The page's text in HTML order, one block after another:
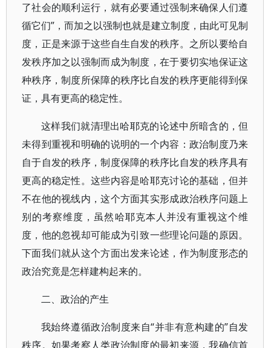
了社会的顺利运行，就有必要通过强制来确保人们遵
循它们”，而加之以强制也就是建立制度，由此可见制
度，正是来源于这些自生自发的秩序。之所以要给自
发秩序加之以强制而成为制度，在于要切实地保证这
种秩序，制度所保障的秩序比自发的秩序更能得到保
证，具有更高的稳定性。
这样我们就清理出哈耶克的论述中所暗含的，但
未得到重视和明确的说明的一个内容：政治制度乃来
自于自发的秩序，制度保障的秩序比自发的秩序具有
更高的稳定性。这些内容是哈耶克讨论的基础，但并
不在他的视线内，这个方面其实形成政治秩序问题上
别的考察维度，虽然哈耶克本人并没有重视这个维
度，他的忽视却可能成为引致一些理论问题的原因。
下面我们就从这个方面出发来论述，作为制度形态的
政治究竟是怎样建构起来的。
二、政治的产生
我始终遵循政治制度来自“并非有意构建的”自发
秩序。如果考察人类政治制度的最初来源，我确信首